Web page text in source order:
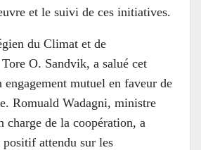
et le suivi de ces initiatives.
du Climat et de
O. Sandvik, a salué cet
engagement mutuel en faveur de
Romuald Wadagni, ministre
charge de la coopération, a
attendu sur les